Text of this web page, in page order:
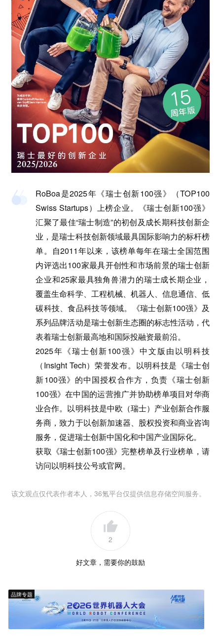
RoBoa是2025年《瑞士创新100强》（TOP100
Swiss Startups）上榜企业。《瑞士创新100强》
汇聚了最佳“瑞士制造”的初创及成长期科技创新企
业，是瑞士科技创新领域最具国际影响力的标杆榜
单。自2011年以来，该榜单每年在瑞士全国范围
内评选出100家最具开创性和市场前景的瑞士创新
企业和25家最具独角兽潜力的瑞士成长期企业，
覆盖生命科学、工程机械、机器人、信息通信、低
碳科技、食品科技等领域。《瑞士创新100强》及
系列品牌活动是瑞士创新生态圈的标志性活动，代
表着瑞士创新最高地和国际投融资最前沿。
2025年《瑞士创新100强》中文版由以明科技
（Insight Tech）荣誉发布。以明科技是《瑞士创
新100强》的中国授权合作方，负责《瑞士创新
100强》在中国的运营推广并协助榜单项目对华商
业合作。以明科技是中欧（瑞士）产业创新合作服
务商，致力于以创新加速器、股权投资和商业咨询
服务，促进瑞士创新中国化和中国产业国际化。
获取《瑞士创新100强》完整榜单及行业榜单，请
访问以明科技公号或官网。
该文观点仅代表作者本人，36氪平台仅提供信息存储空间服务。
2
好文章，需要你的鼓励
品牌专题